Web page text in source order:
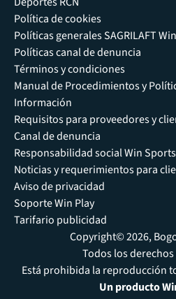
Política de cookies
Políticas generales SAGRILAFT
Políticas canal de denuncia
Términos y condiciones
Manual de Procedimientos y
Información
Requisitos para proveedores y
Canal de denuncia
Responsabilidad social Win Sports
Noticias y requerimientos para
Aviso de privacidad
Soporte Win Play
Tarifario publicidad
Copyright© 2026,
Todos los
Está prohibida la reproducción
Un producto